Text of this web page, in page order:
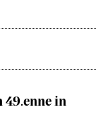
49.enne in